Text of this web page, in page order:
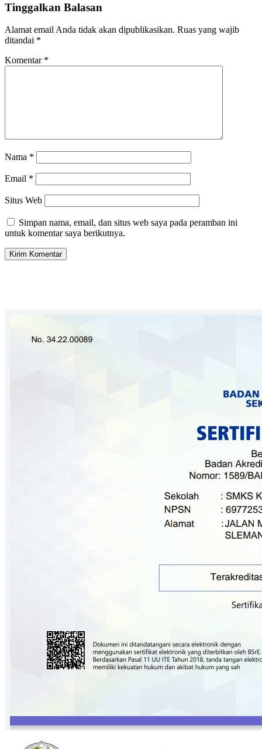
Tinggalkan Balasan
Alamat email Anda tidak akan dipublikasikan. Ruas yang wajib
ditandai *
Komentar *
Nama *
Email *
Situs Web
Simpan nama, email, dan situs web saya pada peramban ini
untuk komentar saya berikutnya.